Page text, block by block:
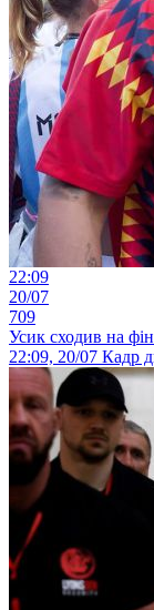
22:09
20/07
709
Усик сходив на
22:09, 20/07 Кадр